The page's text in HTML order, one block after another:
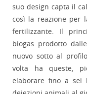
suo design capta il
così la reazione per
fertilizzante. Il
biogas prodotto
nuovo sotto al
volta ha queste,
elaborare fino a